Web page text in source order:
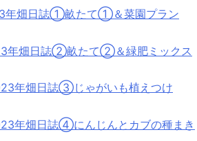
年畑日誌①畝たて①＆菜園プラン
年畑日誌②畝たて②＆緑肥ミックス
年畑日誌③じゃがいも植えつけ
年畑日誌④にんじんとカブの種まき